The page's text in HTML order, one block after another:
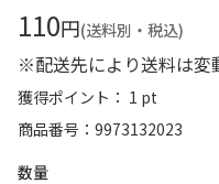
110円(送料別・税込)
※配送先により送料は変
獲得ポイント： 1 pt
商品番号
9973132023
数量